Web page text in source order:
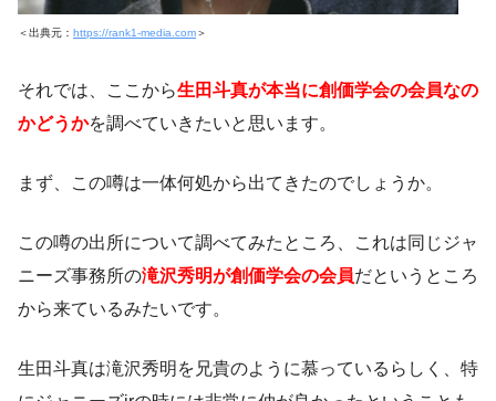
＜出典元： https://rank1-media.com＞
それでは、ここから生田斗真が本当に創価学会の会員なの
かどうかを調べていきたいと思います。
まず、この噂は一体何処から出てきたのでしょうか。
この噂の出所について調べてみたところ、これは同じジャ
ニーズ事務所の滝沢秀明が創価学会の会員だというところ
から来ているみたいです。
生田斗真は滝沢秀明を兄貴のように慕っているらしく、特